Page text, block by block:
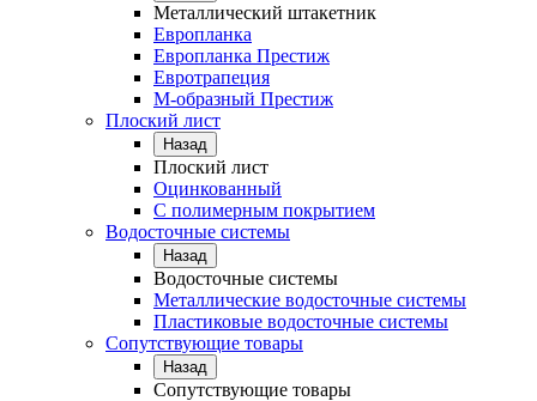
Металлический штакетник
Европланка
Европланка Престиж
Евротрапеция
М-образный Престиж
Плоский лист
Назад
Плоский лист
Оцинкованный
С полимерным покрытием
Водосточные системы
Назад
Водосточные системы
Металлические водосточные системы
Пластиковые водосточные системы
Сопутствующие товары
Назад
Сопутствующие товары